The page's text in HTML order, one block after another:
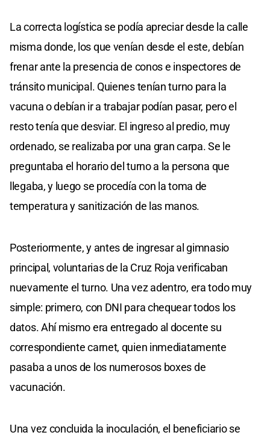
La correcta logística se podía apreciar desde la calle
misma donde, los que venían desde el este, debían
frenar ante la presencia de conos e inspectores de
tránsito municipal. Quienes tenían turno para la
vacuna o debían ir a trabajar podían pasar, pero el
resto tenía que desviar. El ingreso al predio, muy
ordenado, se realizaba por una gran carpa. Se le
preguntaba el horario del turno a la persona que
llegaba, y luego se procedía con la toma de
temperatura y sanitización de las manos.
Posteriormente, y antes de ingresar al gimnasio
principal, voluntarias de la Cruz Roja verificaban
nuevamente el turno. Una vez adentro, era todo muy
simple: primero, con DNI para chequear todos los
datos. Ahí mismo era entregado al docente su
correspondiente carnet, quien inmediatamente
pasaba a unos de los numerosos boxes de
vacunación.
Una vez concluida la inoculación, el beneficiario se